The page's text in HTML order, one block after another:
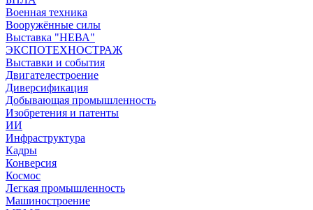
Военная техника
Вооружённые силы
Выставка "НЕВА"
ЭКСПОТЕХНОСТРАЖ
Выставки и события
Двигателестроение
Диверсификация
Добывающая промышленность
Изобретения и патенты
ИИ
Инфраструктура
Кадры
Конверсия
Космос
Легкая промышленность
Машиностроение